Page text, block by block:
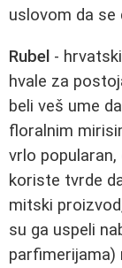
uslovom da se
Rubel -
hvale za
beli veš ume
floralnim
vrlo
koriste tvrde
mitski
su ga uspeli
parfimerijama)